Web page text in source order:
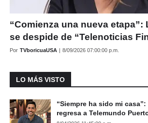
“Comienza una nueva etapa”:
se despide de “Telenoticias
Por TVboricuaUSA 8/09/2026 07:00:00 p.m.
LO MÁS VISTO
“Siempre ha sido mi
regresa a Telemundo